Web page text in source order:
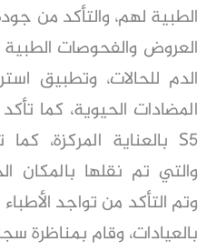
الطبية لهم، والتأكد من
العروض والفحوصات الطبية
الدم للحالات، وتطبيق
المضادات الحيوية، كما
5
S بالعناية المركزة،
والتي تم نقلها بالمكان
وتم التأكد من تواجد
بالعيادات، وقام بمناظرة